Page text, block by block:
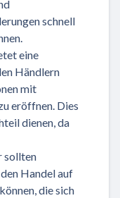
schnell
eine
Händlern
mit
eröffnen. Dies
dienen, da
sollten
Handel auf
die sich